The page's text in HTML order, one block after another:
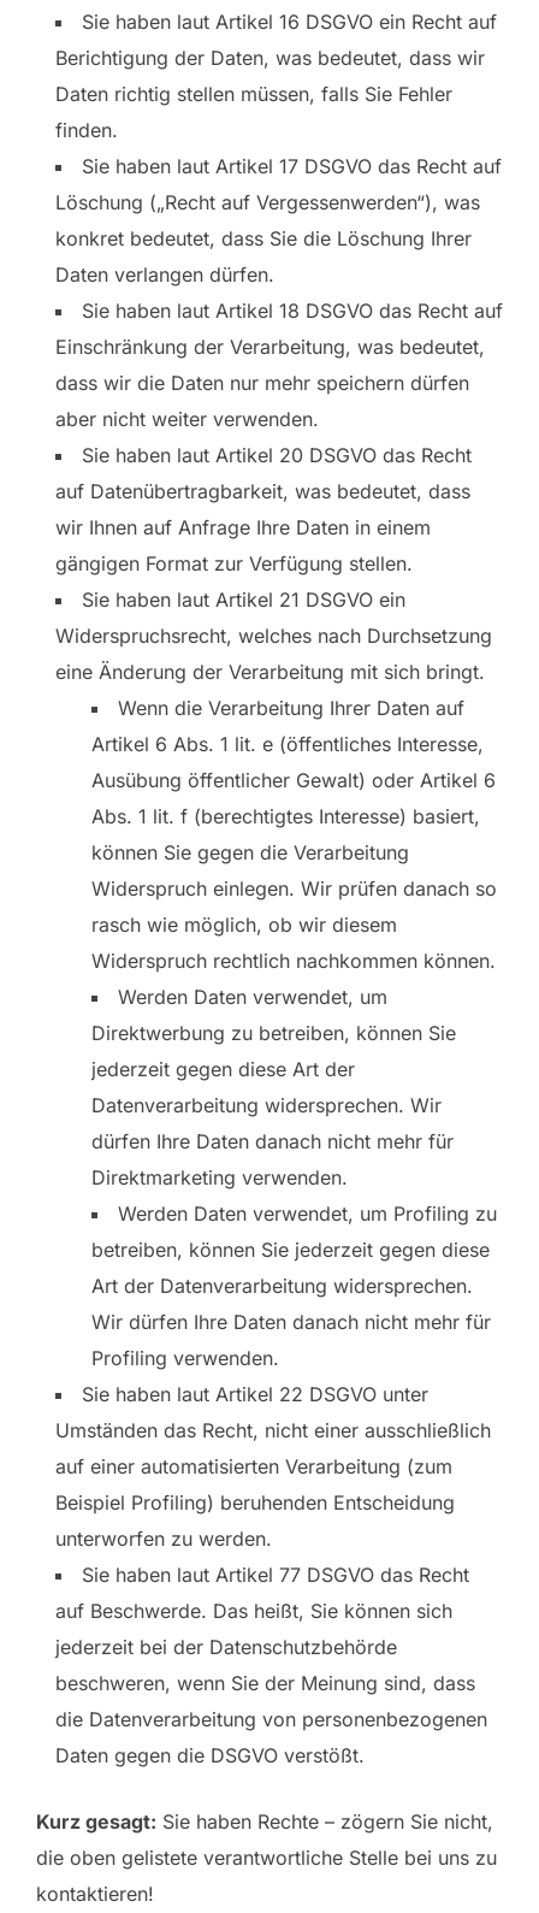
Sie haben laut Artikel 16 DSGVO ein Recht auf
Berichtigung der Daten, was bedeutet, dass wir
Daten richtig stellen müssen, falls Sie Fehler
finden.
Sie haben laut Artikel 17 DSGVO das Recht auf
Löschung („Recht auf Vergessenwerden“), was
konkret bedeutet, dass Sie die Löschung Ihrer
Daten verlangen dürfen.
Sie haben laut Artikel 18 DSGVO das Recht auf
Einschränkung der Verarbeitung, was bedeutet,
dass wir die Daten nur mehr speichern dürfen
aber nicht weiter verwenden.
Sie haben laut Artikel 20 DSGVO das Recht
auf Datenübertragbarkeit, was bedeutet, dass
wir Ihnen auf Anfrage Ihre Daten in einem
gängigen Format zur Verfügung stellen.
Sie haben laut Artikel 21 DSGVO ein
Widerspruchsrecht, welches nach Durchsetzung
eine Änderung der Verarbeitung mit sich bringt.
Wenn die Verarbeitung Ihrer Daten auf
Artikel 6 Abs. 1 lit. e (öffentliches Interesse,
Ausübung öffentlicher Gewalt) oder Artikel 6
Abs. 1 lit. f (berechtigtes Interesse) basiert,
können Sie gegen die Verarbeitung
Widerspruch einlegen. Wir prüfen danach so
rasch wie möglich, ob wir diesem
Widerspruch rechtlich nachkommen können.
Werden Daten verwendet, um
Direktwerbung zu betreiben, können Sie
jederzeit gegen diese Art der
Datenverarbeitung widersprechen. Wir
dürfen Ihre Daten danach nicht mehr für
Direktmarketing verwenden.
Werden Daten verwendet, um Profiling zu
betreiben, können Sie jederzeit gegen diese
Art der Datenverarbeitung widersprechen.
Wir dürfen Ihre Daten danach nicht mehr für
Profiling verwenden.
Sie haben laut Artikel 22 DSGVO unter
Umständen das Recht, nicht einer ausschließlich
auf einer automatisierten Verarbeitung (zum
Beispiel Profiling) beruhenden Entscheidung
unterworfen zu werden.
Sie haben laut Artikel 77 DSGVO das Recht
auf Beschwerde. Das heißt, Sie können sich
jederzeit bei der Datenschutzbehörde
beschweren, wenn Sie der Meinung sind, dass
die Datenverarbeitung von personenbezogenen
Daten gegen die DSGVO verstößt.
Kurz gesagt: Sie haben Rechte – zögern Sie nicht,
die oben gelistete verantwortliche Stelle bei uns zu
kontaktieren!